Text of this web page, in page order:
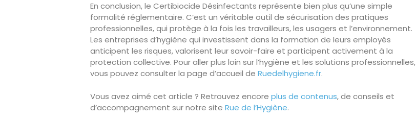
En conclusion, le Certibiocide Désinfectants représente bien plus qu’une simple
formalité réglementaire. C’est un véritable outil de sécurisation des pratiques
professionnelles, qui protège à la fois les travailleurs, les usagers et l’environnement.
Les entreprises d’hygiène qui investissent dans la formation de leurs employés
anticipent les risques, valorisent leur savoir-faire et participent activement à la
protection collective. Pour aller plus loin sur l’hygiène et les solutions professionnelles,
vous pouvez consulter la page d’accueil de Ruedelhygiene.fr.
Vous avez aimé cet article ? Retrouvez encore plus de contenus, de conseils et
d’accompagnement sur notre site Rue de l’Hygiène.